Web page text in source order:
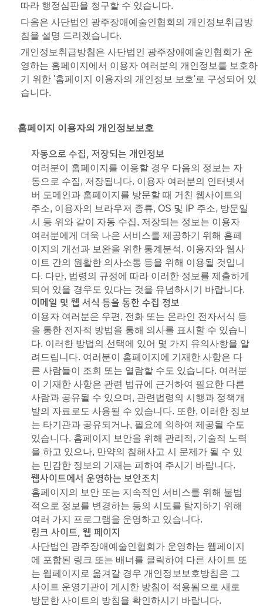
따라 행정심판을 청구할 수 있습니다.
다음은 사단법인 광주장애예술인협회의 개인정보취급방
침을 설명 드리겠습니다.
개인정보취급방침은 사단법인 광주장애예술인협회가 운
영하는 홈페이지에서 이용자 여러분의 개인정보를 보호하
기 위한 '홈페이지 이용자의 개인정보 보호'로 구성되어 있
습니다.
홈페이지 이용자의 개인정보보호
자동으로 수집, 저장되는 개인정보
여러분이 홈페이지를 이용할 경우 다음의 정보는 자
동으로 수집, 저장됩니다. 이용자 여러분의 인터넷서
버 도메인과 홈페이지를 방문할 때 거친 웹사이트의
주소, 이용자의 브라우저 종류, OS 및 IP 주소, 방문일
시 등 위와 같이 자동 수집, 저장되는 정보는 이용자
여러분에게 더욱 나은 서비스를 제공하기 위해 홈페
이지의 개선과 보완을 위한 통계분석, 이용자와 웹사
이트 간의 원활한 의사소통 등을 위해 이용될 것입니
다. 다만, 법령의 규정에 따라 이러한 정보를 제출하게
되어 있을 경우도 있다는 것을 유념하시기 바랍니다.
이메일 및 웹 서식 등을 통한 수집 정보
이용자 여러분은 우편, 전화 또는 온라인 전자서식 등
을 통한 전자적 방법을 통해 의사를 표시할 수 있습니
다. 이러한 방법의 선택에 있어 몇 가지 유의사항을 알
려드립니다. 여러분이 홈페이지에 기재한 사항은 다
른 사람들이 조회 또는 열람할 수도 있습니다. 여러분
이 기재한 사항은 관련 법규에 근거하여 필요한 다른
사람과 공유될 수 있으며, 관련법령의 시행과 정책개
발의 자료로도 사용될 수 있습니다. 또한, 이러한 정보
는 타기관과 공유되거나, 필요에 의하여 제공될 수도
있습니다. 홈페이지 보안을 위해 관리적, 기술적 노력
을 하고 있으나, 만약의 침해사고 시 문제가 될 수 있
는 민감한 정보의 기재는 피하여 주시기 바랍니다.
웹사이트에서 운영하는 보안조치
홈페이지의 보안 또는 지속적인 서비스를 위해 불법
적으로 정보를 변경하는 등의 시도를 탐지하기 위해
여러 가지 프로그램을 운영하고 있습니다.
링크 사이트, 웹 페이지
사단법인 광주장애예술인협회가 운영하는 웹페이지
에 포함된 링크 또는 배너를 클릭하여 다른 사이트 또
는 웹페이지로 옮겨갈 경우 개인정보보호방침은 그
사이트 운영기관이 게시한 방침이 적용됨으로 새로
방문한 사이트의 방침을 확인하시기 바랍니다.